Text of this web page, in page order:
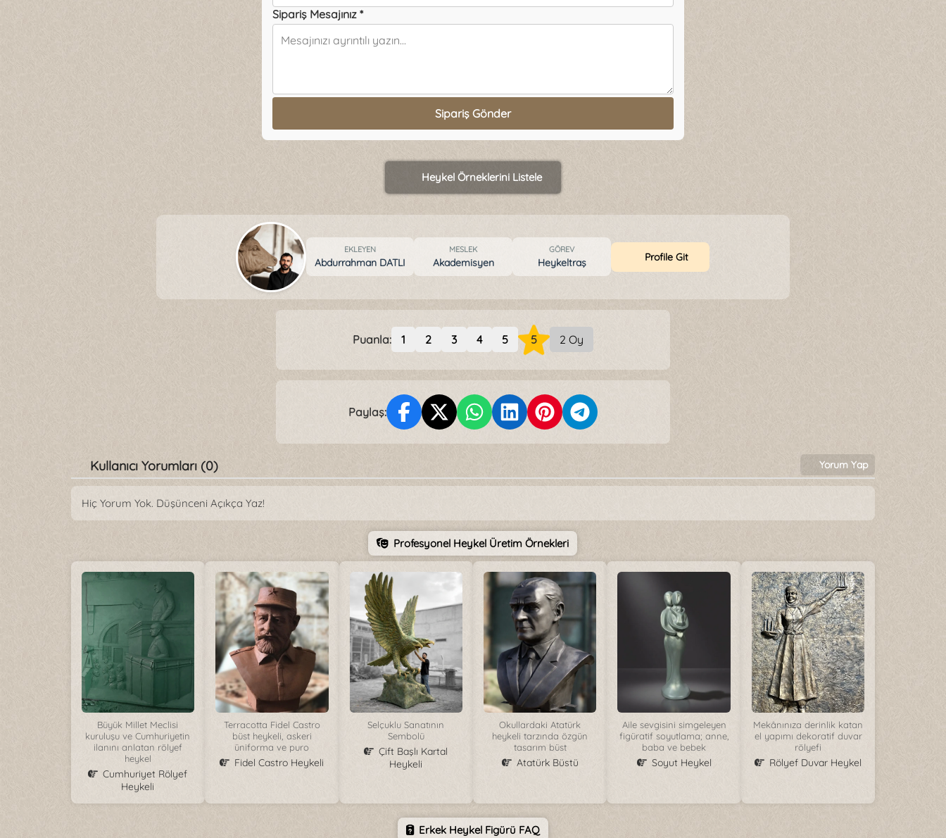
Sipariş Mesajınız *
Sipariş Gönder
Heykel Örneklerini Listele
EKLEYEN
Abdurrahman DATLI
MESLEK
Akademisyen
GÖREV
Heykeltraş Profile Git
Puanla: 1 2 3 4 5 5 2 Oy
Paylaş:
Kullanıcı Yorumları (0) Yorum Yap
Hiç Yorum Yok. Düşünceni Açıkça Yaz!
Profesyonel Heykel Üretim Örnekleri
Büyük Millet Meclisi
kuruluşu ve Cumhuriyetin
ilanını anlatan rölyef
heykel
Cumhuriyet Rölyef
Heykeli
Terracotta Fidel Castro
büst heykeli, askeri
üniforma ve puro
Fidel Castro Heykeli
Selçuklu Sanatının
Sembolü
Çift Başlı Kartal
Heykeli
Okullardaki Atatürk
heykeli tarzında özgün
tasarım büst
Atatürk Büstü
Aile sevgisini simgeleyen
figüratif soyutlama; anne,
baba ve bebek
Soyut Heykel
Mekânınıza derinlik katan
el yapımı dekoratif duvar
rölyefi
Rölyef Duvar Heykel
Erkek Heykel Figürü FAQ